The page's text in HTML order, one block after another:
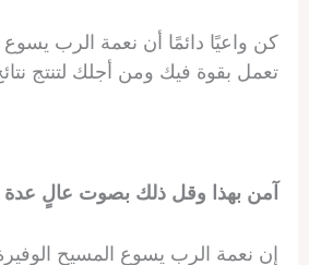
كن واعيًا دائمًا أن نعمة الرب يسوع
تعمل بقوة فيك ومن أجلك لتنتج
آمن بهذا وقل ذلك بصوت عالٍ
إن نعمة الرب يسوع المسيح